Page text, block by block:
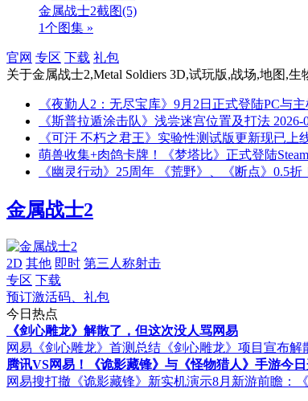
金属战士2截图(5)
1个图集 »
官网 专区 下载 礼包
关于金属战士2,Metal Soldiers 3D,试玩版,战场,地图,
《夜勤人2：无尽宝库》9月2日正式登陆PC与主
《斯普拉遁涂击队》浅尝迷宫位置及打法 2026-
《可汗 不朽之君王》实验性测试版更新现已上
萌兽收集+肉鸽卡牌！《梦塔比》正式登陆Steam
《幽灵行动》25周年 《荒野》、《断点》0.5折
金属战士2
2D 其他 即时 第三人称射击
专区 下载
预订激活码、礼包
今日热点
《剑心雕龙》解散了，但这次没人骂网易
网易《剑心雕龙》首测总结 《剑心雕龙》项目宣布解
腾讯VS网易！《诡影藏锋》与《怪物猎人》手游今日
网易搜打撤《诡影藏锋》新实机演示8月新游前瞻：